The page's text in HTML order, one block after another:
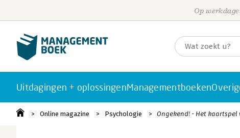
Op
Uitdagingen + oplossingenManagementboeken
Online magazine Psychologie Ongekend! - Het kaartspel